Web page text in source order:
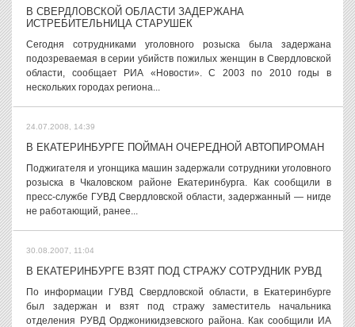
В СВЕРДЛОВСКОЙ ОБЛАСТИ ЗАДЕРЖАНА
ИСТРЕБИТЕЛЬНИЦА СТАРУШЕК
Сегодня сотрудниками уголовного розыска была задержана
подозреваемая в серии убийств пожилых женщин в Свердловской
области, сообщает РИА «Новости». С 2003 по 2010 годы в
нескольких городах региона...
24.07.2008, 14:39
В ЕКАТЕРИНБУРГЕ ПОЙМАН ОЧЕРЕДНОЙ АВТОПИРОМАН
Поджигателя и угонщика машин задержали сотрудники уголовного
розыска в Чкаловском районе Екатеринбурга. Как сообщили в
пресс-службе ГУВД Свердловской области, задержанный — нигде
не работающий, ранее...
30.08.2007, 11:04
В ЕКАТЕРИНБУРГЕ ВЗЯТ ПОД СТРАЖУ СОТРУДНИК РУВД
По информации ГУВД Свердловской области, в Екатеринбурге
был задержан и взят под стражу заместитель начальника
отделения РУВД Орджоникидзевского района. Как сообщили ИА